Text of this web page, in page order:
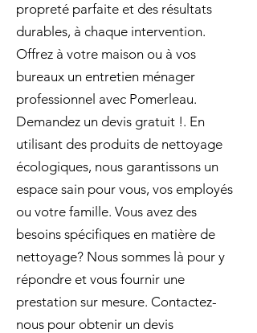
propreté parfaite et des résultats
durables, à chaque intervention.
Offrez à votre maison ou à vos
bureaux un entretien ménager
professionnel avec Pomerleau.
Demandez un devis gratuit !. En
utilisant des produits de nettoyage
écologiques, nous garantissons un
espace sain pour vous, vos employés
ou votre famille. Vous avez des
besoins spécifiques en matière de
nettoyage? Nous sommes là pour y
répondre et vous fournir une
prestation sur mesure. Contactez-
nous pour obtenir un devis